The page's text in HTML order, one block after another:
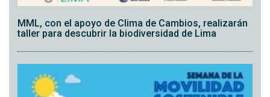
MML, con el apoyo de Clima de Cambios, realizarán
taller para descubrir la biodiversidad de Lima